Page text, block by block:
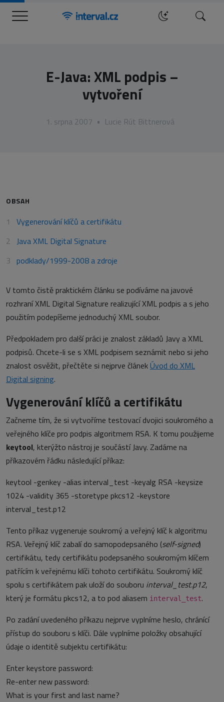
Menu Hledat
E-Java: XML podpis –
vytvoření
1. srpna 2007 • Lucie Rút Bittnerová
OBSAH
Vygenerování klíčů a certifikátu
Java XML Digital Signature
podklady/1999-2008 a zdroje
V tomto čistě praktickém článku se podíváme na javové
rozhraní XML Digital Signature realizující XML podpis a s jeho
použitím podepíšeme jednoduchý XML soubor.
Předpokladem pro další práci je znalost základů Javy a XML
podpisů. Chcete-li se s XML podpisem seznámit nebo si jeho
znalost osvěžit, přečtěte si nejprve článekÚvod do XML
Digital signing.
Vygenerování klíčů a certifikátu
Začneme tím, že si vytvoříme testovací dvojici soukromého a
veřejného klíče pro podpis algoritmem RSA. K tomu použijeme
keytool, kterýžto nástroj je součástí Javy. Zadáme na
příkazovém řádku následující příkaz:
keytool -genkey -alias interval_test -keyalg RSA -keysize
1024 -validity 365 -storetype pkcs12 -keystore
interval_test.p12
Tento příkaz vygeneruje soukromý a veřejný klíč k algoritmu
RSA. Veřejný klíč zabalí do samopodepsaného (self-signed)
certifikátu, tedy certifikátu podepsaného soukromým klíčem
patřícím k veřejnému klíči tohoto certifikátu. Soukromý klíč
spolu s certifikátem pak uloží do souboru interval_test.p12,
který je formátu pkcs12, a to pod aliasem interval_test.
Po zadání uvedeného příkazu nejprve vyplníme heslo, chránící
přístup do souboru s klíči. Dále vyplníme položky obsahující
údaje o identitě subjektu certifikátu:
Enter keystore password:
Re-enter new password:
What is your first and last name?